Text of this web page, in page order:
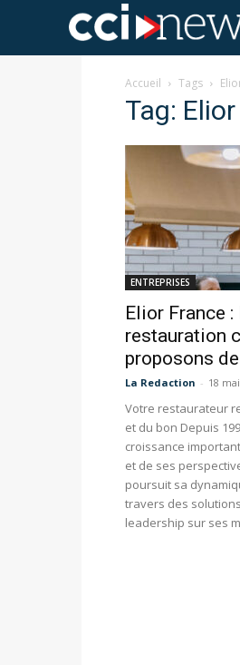
Accueil Tags
Tag: Elior
ENTREPRISES
Elior France
restauration
proposons
La Redaction - 18
Votre restaurateur
et du bon Depuis
croissance
et de ses
poursuit sa
travers des
leadership sur ses